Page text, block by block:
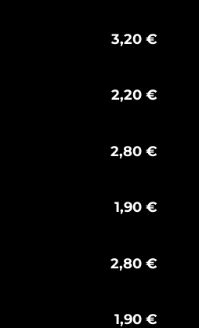
3,20 €
2,20 €
2,80 €
1,90 €
2,80 €
1,90 €